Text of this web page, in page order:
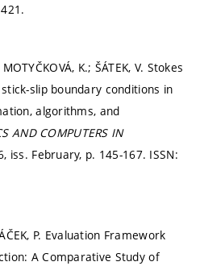
K.; ŠÁTEK, V. Stokes
slip boundary conditions in
algorithms, and
AND COMPUTERS IN
iss. February, p. 145-167. ISSN:
P. Evaluation Framework
A Comparative Study of